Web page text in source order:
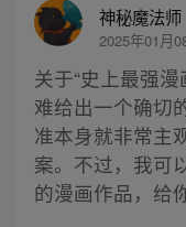
神秘魔法师
2025年01月
关于“史上最强
难给出一个确切
准本身就非常主
案。不过，我可
的漫画作品，给